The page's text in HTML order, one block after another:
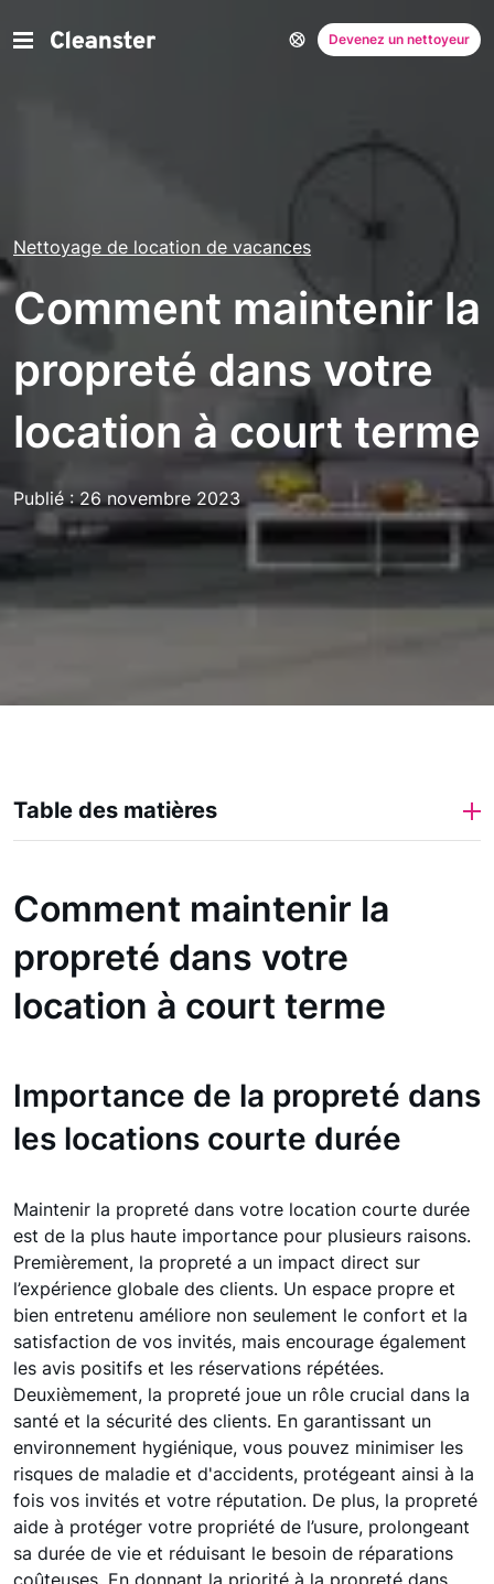
Devenez un nettoyeur
Nettoyage de location de vacances
Comment maintenir la
propreté dans votre
location à court terme
Publié : 26 novembre 2023
Table des matières
Comment maintenir la
propreté dans votre
location à court terme
Importance de la propreté dans
les locations courte durée
Maintenir la propreté dans votre location courte durée
est de la plus haute importance pour plusieurs raisons.
Premièrement, la propreté a un impact direct sur
l’expérience globale des clients. Un espace propre et
bien entretenu améliore non seulement le confort et la
satisfaction de vos invités, mais encourage également
les avis positifs et les réservations répétées.
Deuxièmement, la propreté joue un rôle crucial dans la
santé et la sécurité des clients. En garantissant un
environnement hygiénique, vous pouvez minimiser les
risques de maladie et d'accidents, protégeant ainsi à la
fois vos invités et votre réputation. De plus, la propreté
aide à protéger votre propriété de l’usure, prolongeant
sa durée de vie et réduisant le besoin de réparations
coûteuses. En donnant la priorité à la propreté dans